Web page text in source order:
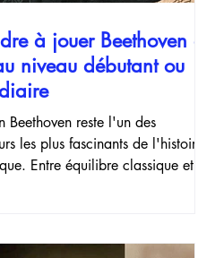
à jouer Beethoven
niveau débutant ou
Beethoven reste l'un des
les plus fascinants de l'histoire
Entre équilibre classique et
une étape cruciale pour de